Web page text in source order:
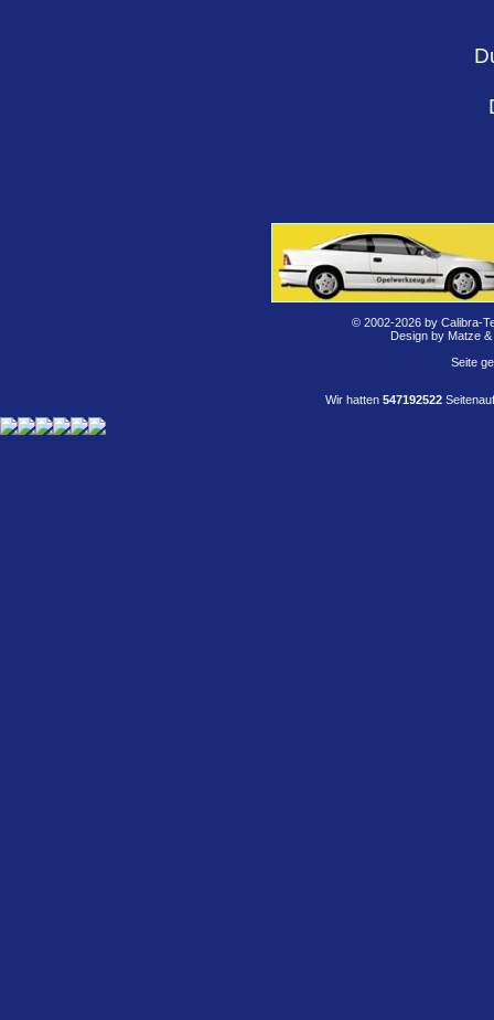
© 2002-2026 by Calibra-
Design by Matze
Seite
Wir hatten 547192522